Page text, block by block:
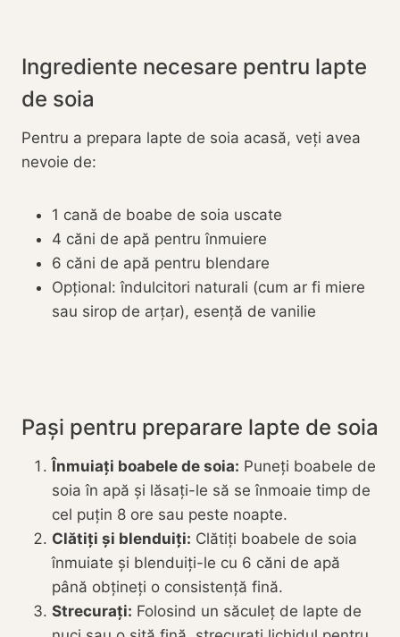
Ingrediente necesare pentru lapte
de soia
Pentru a prepara lapte de soia acasă, veți avea
nevoie de:
1 cană de boabe de soia uscate
4 căni de apă pentru înmuiere
6 căni de apă pentru blendare
Opțional: îndulcitori naturali (cum ar fi miere
sau sirop de arțar), esență de vanilie
Pași pentru preparare lapte de soia
Înmuiați boabele de soia: Puneți boabele de
soia în apă și lăsați-le să se înmoaie timp de
cel puțin 8 ore sau peste noapte.
Clătiți și blenduiți: Clătiți boabele de soia
înmuiate și blenduiți-le cu 6 căni de apă
până obțineți o consistență fină.
Strecurați: Folosind un săculeț de lapte de